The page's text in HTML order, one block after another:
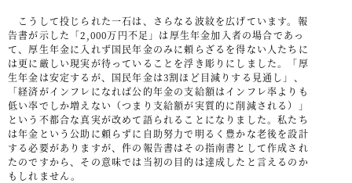
こうして投じられた一石は、さらなる波紋を広げています。報
告書が示した「2,000万円不足」は厚生年金加入者の場合であっ
て、厚生年金に入れず国民年金のみに頼らざるを得ない人たちに
は更に厳しい現実が待っていることを浮き彫りにしました。「厚
生年金は安定するが、国民年金は3割ほど目減りする見通し」、
「経済がインフレになれば公的年金の支給額はインフレ率よりも
低い率でしか増えない（つまり支給額が実質的に削減される）」
という不都合な真実が改めて語られることになりました。私たち
は年金という公助に頼らずに自助努力で明るく豊かな老後を設計
する必要がありますが、件の報告書はその指南書として作成され
たのですから、その意味では当初の目的は達成したと言えるのか
もしれません。